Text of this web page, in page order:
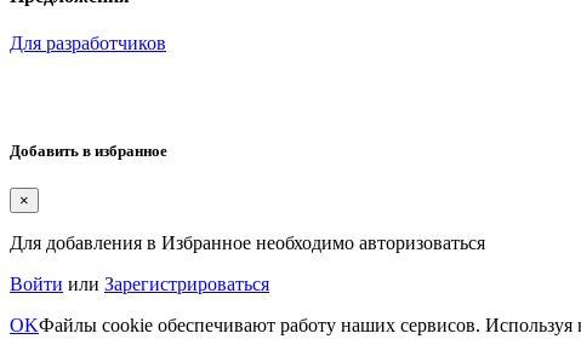
Для разработчиков
Добавить в избранное
×
Для добавления в Избранное необходимо авторизоваться
Войти или Зарегистрироваться
OKФайлы cookie обеспечивают работу наших сервисов.